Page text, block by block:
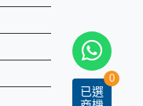
已選
0